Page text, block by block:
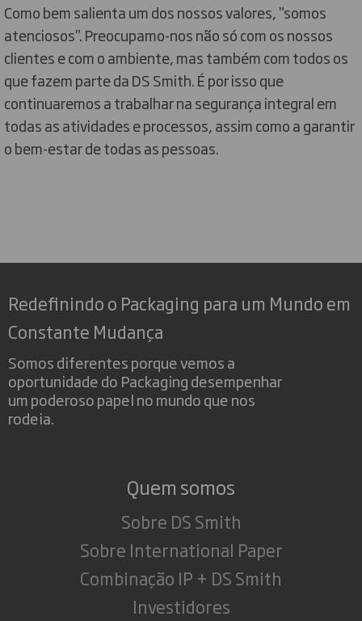
Como bem salienta um dos nossos valores, "somos
atenciosos". Preocupamo-nos não só com os nossos
clientes e com o ambiente, mas também com todos os
que fazem parte da DS Smith. É por isso que
continuaremos a trabalhar na segurança integral em
todas as atividades e processos, assim como a garantir
o bem-estar de todas as pessoas.
Redefinindo o Packaging para um Mundo em
Constante Mudança
Somos diferentes porque vemos a
oportunidade do Packaging desempenhar
um poderoso papel no mundo que nos
rodeia.
Quem somos
Sobre DS Smith
Sobre International Paper
Combinação IP + DS Smith
Investidores